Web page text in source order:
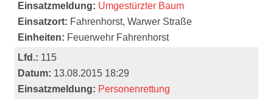
Einsatzmeldung: Umgestürzter Baum
Einsatzort: Fahrenhorst, Warwer Straße
Einheiten: Feuerwehr Fahrenhorst
Lfd.: 115
Datum: 13.08.2015 18:29
Einsatzmeldung: Personenrettung